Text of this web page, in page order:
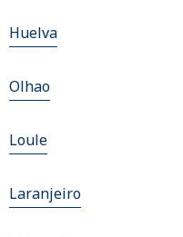
Huelva
Olhao
Loule
Laranjeiro